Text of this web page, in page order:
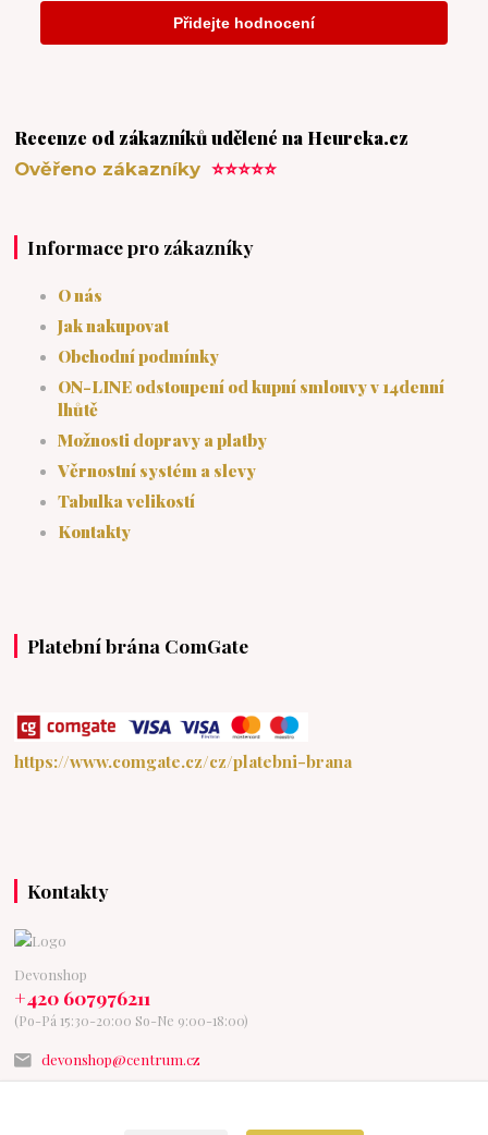
Recenze od zákazníků udělené na Heureka.cz
Ověřeno zákazníky⭐⭐⭐⭐⭐
Informace pro zákazníky
O nás
Jak nakupovat
Obchodní podmínky
ON-LINE odstoupení od kupní smlouvy v 14denní
lhůtě
Možnosti dopravy a platby
Věrnostní systém a slevy
Tabulka velikostí
Kontakty
Platební brána ComGate
https://www.comgate.cz/cz/platebni-brana
Kontakty
Devonshop
+420 607976211
(Po-Pá 15:30-20:00 So-Ne 9:00-18:00)
devonshop@centrum.cz